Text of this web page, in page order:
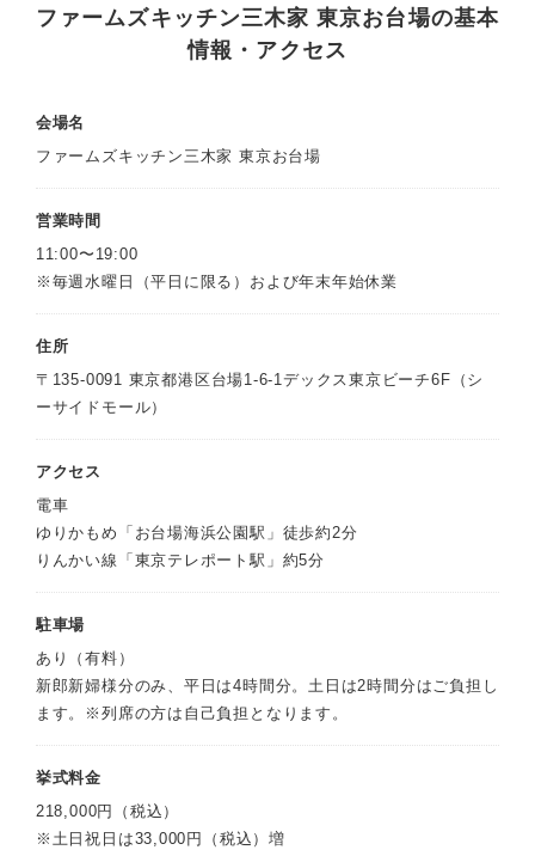
ファームズキッチン三木家 東京お台場の基本
情報・アクセス
会場名
ファームズキッチン三木家 東京お台場
営業時間
11:00〜19:00
※毎週水曜日（平日に限る）および年末年始休業
住所
〒135-0091 東京都港区台場1-6-1デックス東京ビーチ6F（シ
ーサイドモール）
アクセス
電車
ゆりかもめ「お台場海浜公園駅」徒歩約2分
りんかい線「東京テレポート駅」約5分
駐車場
あり（有料）
新郎新婦様分のみ、平日は4時間分。土日は2時間分はご負担し
ます。※列席の方は自己負担となります。
挙式料金
218,000円（税込）
※土日祝日は33,000円（税込）増